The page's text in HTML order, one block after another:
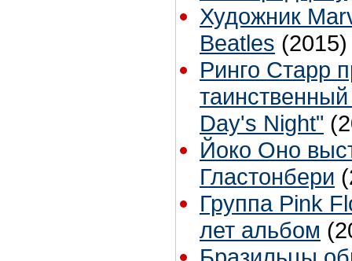
Художник
Beatles (2015)
Ринго Старр
Day's Night"
Йоко Оно
Гластонбери
Группа Pink
лет альбом